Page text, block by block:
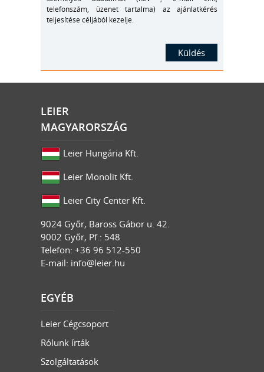
telefonszám, üzenet tartalma) az ajánlatkérés
teljesítése céljából kezelje.
LEIER
MAGYARORSZÁG
Leier Hungária Kft.
Leier Monolit Kft.
Leier City Center Kft.
9024 Győr, Baross Gábor u. 42.
9002 Győr, Pf.: 548
Telefon: +36 96 512-550
E-mail: info@leier.hu
EGYÉB
Leier Cégcsoport
Rólunk írták
Szolgáltatások